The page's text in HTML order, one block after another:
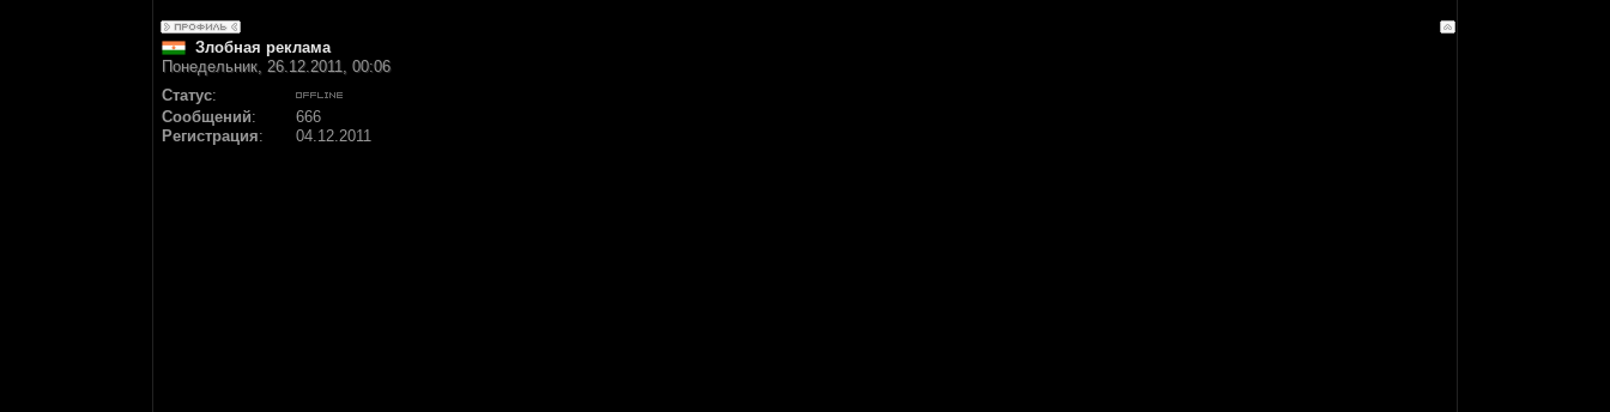
Злобная реклама
Понедельник, 26.12.2011, 00:06
Статус:
Сообщений:
666
Регистрация: 04.12.2011